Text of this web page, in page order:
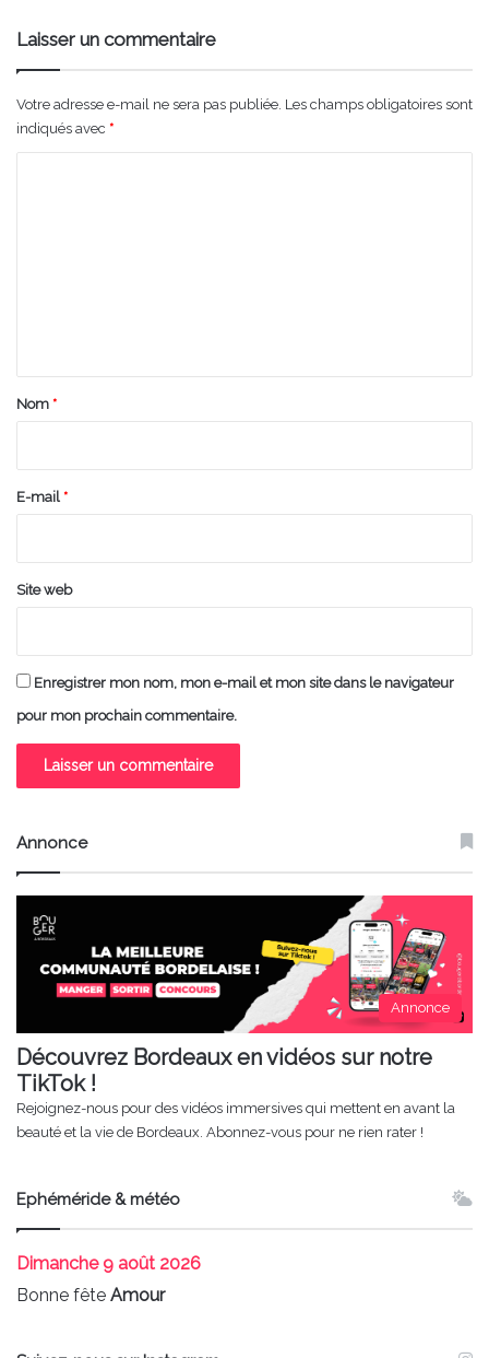
Laisser un commentaire
Votre adresse e-mail ne sera pas publiée. Les champs obligatoires sont
indiqués avec *
a
e
Nom *
E-mail *
Site web
Enregistrer mon nom, mon e-mail et mon site dans le navigateur
pour mon prochain commentaire.
Annonce
Annonce
Découvrez Bordeaux en vidéos sur notre
TikTok !
Rejoignez-nous pour des vidéos immersives qui mettent en avant la
beauté et la vie de Bordeaux. Abonnez-vous pour ne rien rater !
Ephéméride & météo
Dimanche9 août 2026
Bonne fête Amour